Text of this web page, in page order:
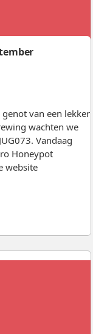
van een lekker
wachten we
Vandaag
Honeypot
website